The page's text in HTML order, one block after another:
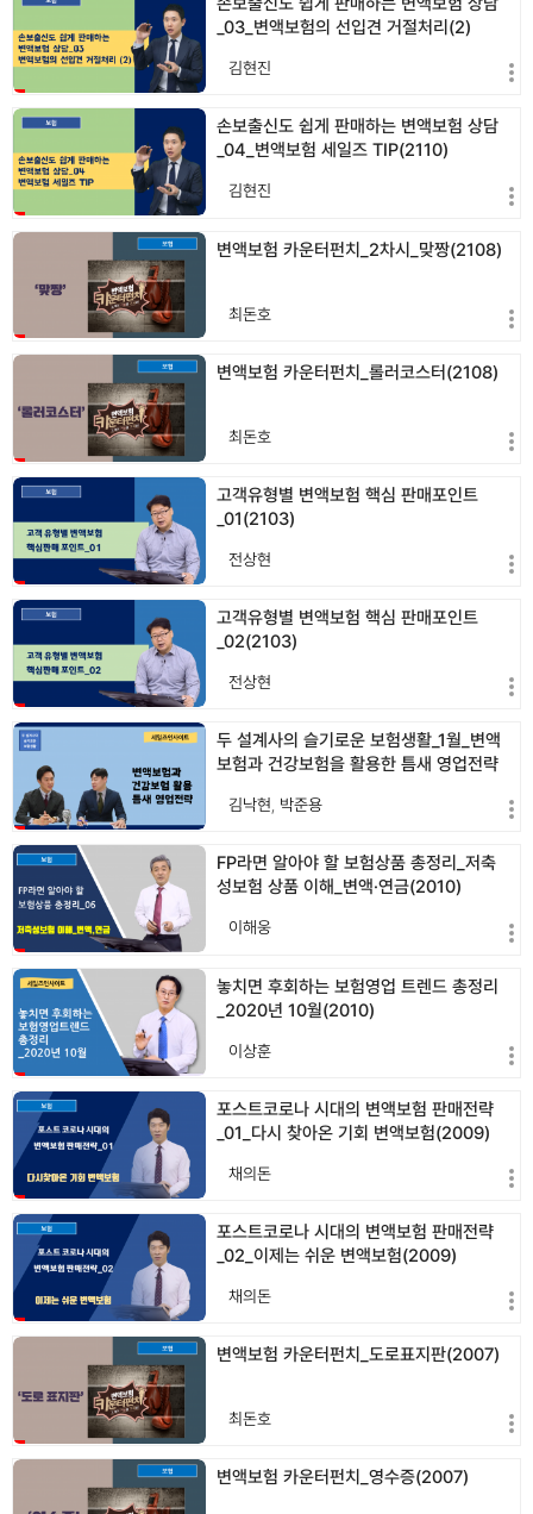
_03_변액보험의 선입견 거절처리(2)
김현진
손보출신도 쉽게 판매하는 변액보험 상담
_04_변액보험 세일즈 TIP(2110)
김현진
변액보험 카운터펀치_2차시_맞짱(2108)
최돈호
변액보험 카운터펀치_롤러코스터(2108)
최돈호
고객유형별 변액보험 핵심 판매포인트
_01(2103)
전상현
고객유형별 변액보험 핵심 판매포인트
_02(2103)
전상현
두 설계사의 슬기로운 보험생활_1월_변액
보험과 건강보험을 활용한 틈새 영업전략
김낙현, 박준용
FP라면 알아야 할 보험상품 총정리_저축
성보험 상품 이해_변액·연금(2010)
이해웅
놓치면 후회하는 보험영업 트렌드 총정리
_2020년 10월(2010)
이상훈
포스트코로나 시대의 변액보험 판매전략
_01_다시 찾아온 기회 변액보험(2009)
채의돈
포스트코로나 시대의 변액보험 판매전략
_02_이제는 쉬운 변액보험(2009)
채의돈
변액보험 카운터펀치_도로표지판(2007)
최돈호
변액보험 카운터펀치_영수증(2007)